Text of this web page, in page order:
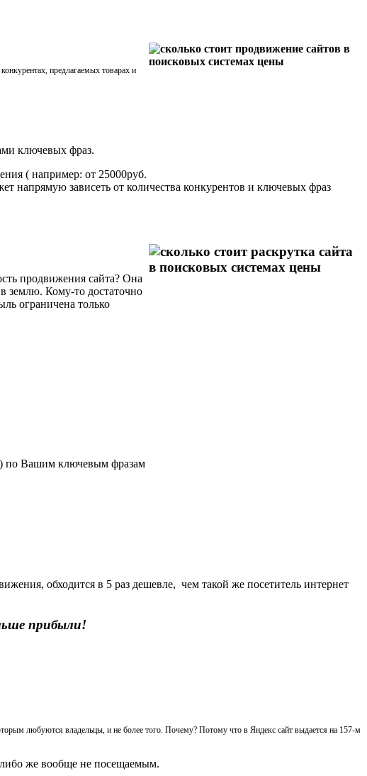
предлагаемых товарах и
ключевых фраз.
( например: от 25000руб.
напрямую зависеть от количества конкурентов и ключевых фраз
продвижения сайта? Она
землю. Кому-то достаточно
ограничена только
по Вашим ключевым фразам
обходится в 5 раз дешевле, чем такой же посетитель интернет
прибыли!
любуются владельцы, и не более того. Почему? Потому что в Яндекс сайт выдается на 157-м
же вообще не посещаемым.